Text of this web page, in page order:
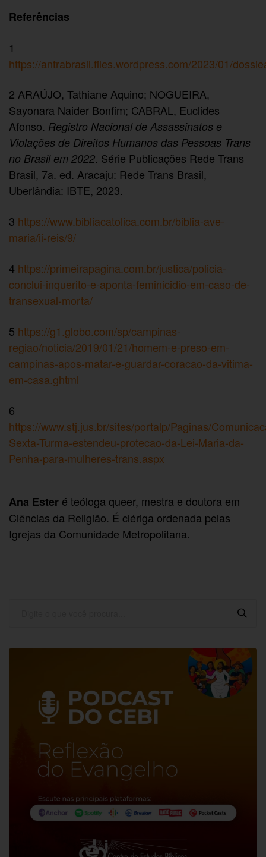
Referências
1
https://antrabrasil.files.wordpress.com/2023/01/
2 ARAÚJO, Tathiane Aquino; NOGUEIRA,
Sayonara Naider Bonfim; CABRAL, Euclides
Afonso. Registro Nacional de Assassinatos e
Violações de Direitos Humanos das Pessoas Trans
no Brasil em 2022. Série Publicações Rede Trans
Brasil, 7a. ed. Aracaju: Rede Trans Brasil,
Uberlândia: IBTE, 2023.
3 https://www.bibliacatolica.com.br/biblia-ave-
maria/ii-reis/9/
4 https://primeirapagina.com.br/justica/policia-
conclui-inquerito-e-aponta-feminicidio-em-caso-de-
transexual-morta/
5 https://g1.globo.com/sp/campinas-
regiao/noticia/2019/01/21/homem-e-preso-em-
campinas-apos-matar-e-guardar-coracao-da-vitima-
em-casa.ghtml
6
https://www.stj.jus.br/sites/portalp/Paginas/
Sexta-Turma-estendeu-protecao-da-Lei-Maria-da-
Penha-para-mulheres-trans.aspx
Ana Ester é teóloga queer, mestra e doutora em
Ciências da Religião. É clériga ordenada pelas
Igrejas da Comunidade Metropolitana.